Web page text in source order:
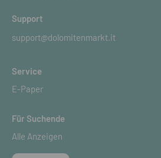
Support
support@dolomitenmarkt.it
Service
E-Paper
Für Suchende
Alle Anzeigen